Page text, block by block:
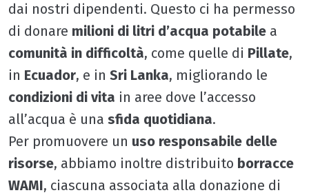
dai nostri dipendenti. Questo ci ha permesso
di donare milioni di litri d’acqua potabile a
comunità in difficoltà, come quelle di Pillate,
in Ecuador, e in Sri Lanka, migliorando le
condizioni di vita in aree dove l’accesso
all’acqua è una sfida quotidiana.
Per promuovere un uso responsabile delle
risorse, abbiamo inoltre distribuito borracce
WAMI, ciascuna associata alla donazione di